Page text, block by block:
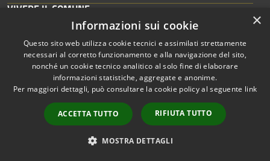
VIVERE IL COMUNE
Eventi
CONTATTI
Città di Messina
Piazza Unione Europea
98122, Messina (ME)
×
Informazioni sui cookie
Questo sito web utilizza cookie tecnici e assimilati strettamente
necessari al corretto funzionamento e alla navigazione del sito,
nonché un cookie tecnico analitico al solo fine di elaborare
informazioni statistiche, aggregate e anonime.
Per maggiori dettagli, può consultare la cookie policy al seguente link
ACCETTA TUTTO RIFIUTA TUTTO
MOSTRA DETTAGLI